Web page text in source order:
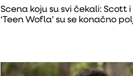
Scena koju su svi čekali: Scott
‘Teen Wofla’ su se konačno